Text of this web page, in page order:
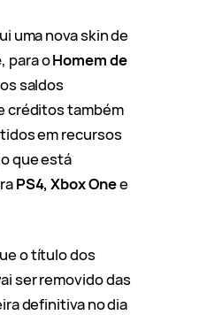
uma nova skin de
, para oHomem de
saldos
créditos também
em recursos
que está
PS4, Xbox Onee
o título dos
ser removido das
definitiva no dia